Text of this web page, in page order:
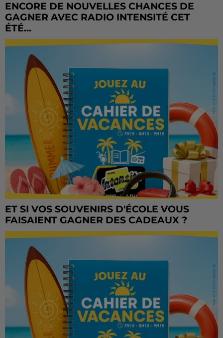
ENCORE DE NOUVELLES CHANCES DE
GAGNER AVEC RADIO INTENSITÉ CET
ÉTÉ...
ET SI VOS SOUVENIRS D'ÉCOLE VOUS
FAISAIENT GAGNER DES CADEAUX ?